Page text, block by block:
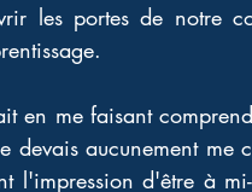
les portes de notre
en me faisant
devais aucunement me
l'impression d'être à